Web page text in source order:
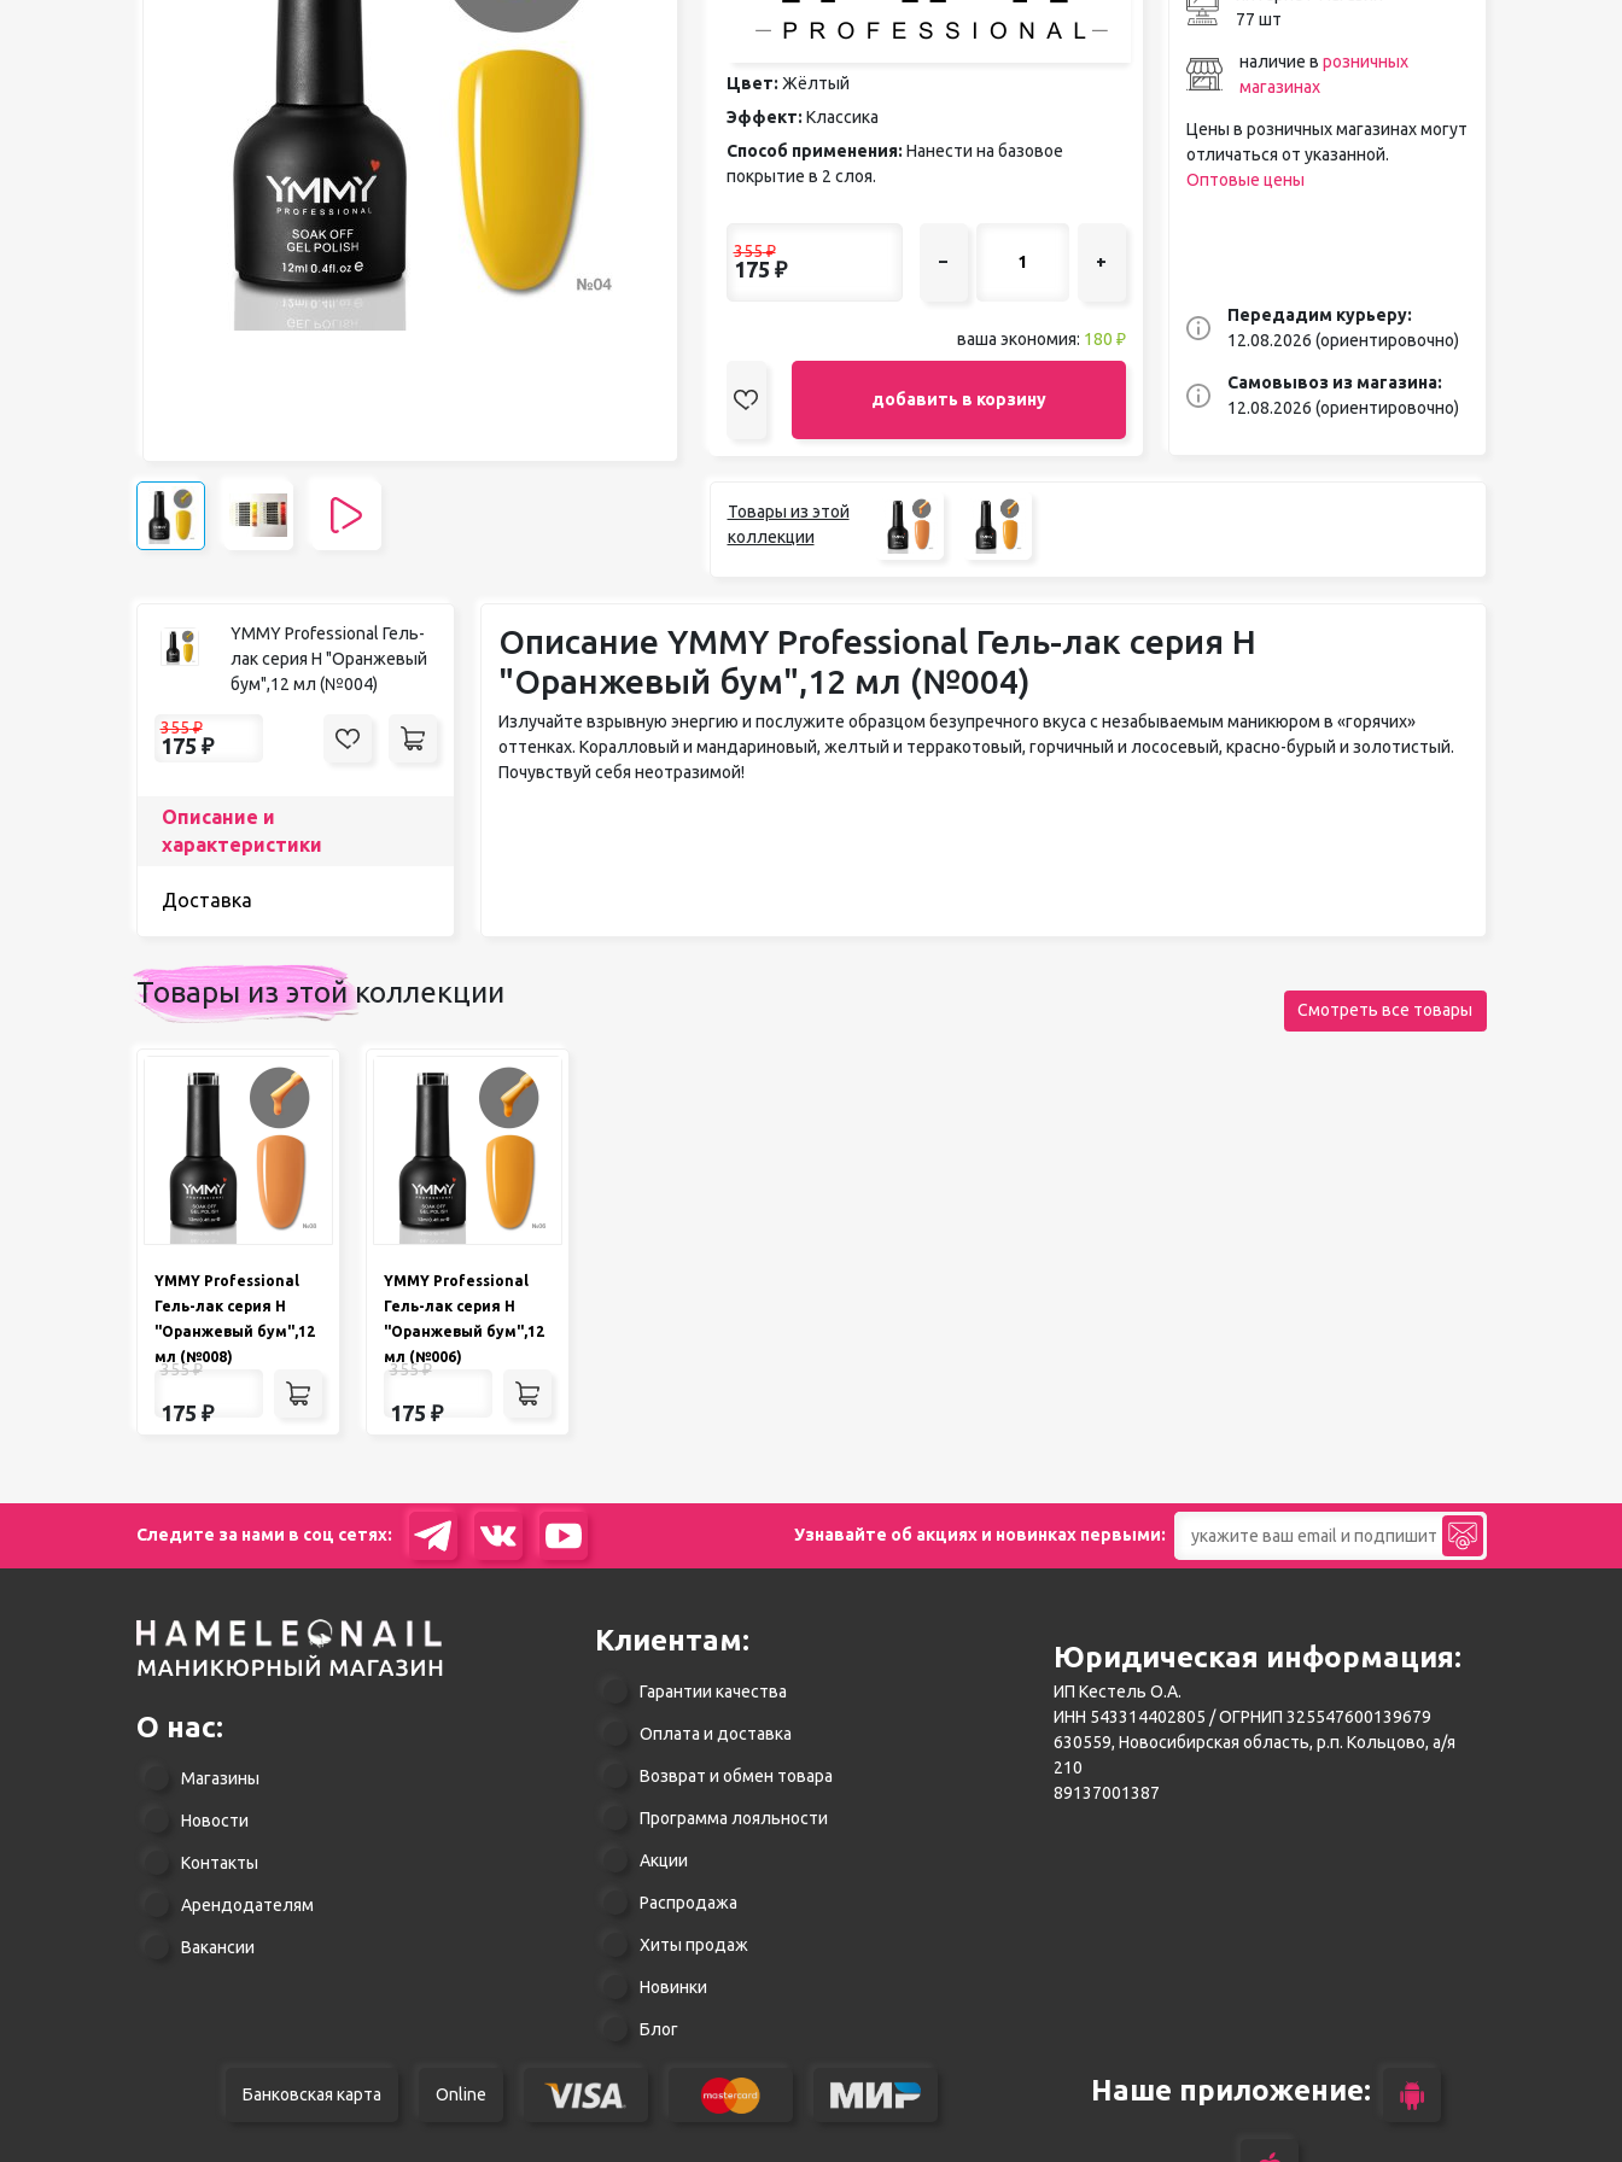
Лампы для сушки ногтей
Лечение и уход за кутикулой и
Пилки для ногтей
Средства для кислотного и
щелочного педикюра
Цвет: Жёлтый
Эффект: Классика
Способ применения: Нанести на базовое
покрытие в 2 слоя.
355₽
175 ₽ – +
ваша экономия: 180 ₽
добавить в корзину
77 шт
наличие в розничных
магазинах
Цены в розничных магазинах могут
отличаться от указанной.
Оптовые цены
Передадим курьеру:
12.08.2026 (ориентировочно)
Самовывоз из магазина:
12.08.2026 (ориентировочно)
Товары из этой
коллекции
YMMY Professional Гель-
лак серия H "Оранжевый
бум",12 мл (№004)
355₽
175 ₽
Описание и
характеристики
Доставка
Описание YMMY Professional Гель-лак серия H
"Оранжевый бум",12 мл (№004)
Излучайте взрывную энергию и послужите образцом безупречного вкуса с незабываемым маникюром в «горячих»
оттенках. Коралловый и мандариновый, желтый и терракотовый, горчичный и лососевый, красно-бурый и золотистый.
Почувствуй себя неотразимой!
Товары из этой коллекции
YMMY Professional
Гель-лак серия H
"Оранжевый бум",12
мл (№008)
355₽
175 ₽
YMMY Professional
Гель-лак серия H
"Оранжевый бум",12
мл (№006)
355₽
175 ₽
Смотреть все товары
Следите за нами в соц сетях: Узнавайте об акциях и новинках первыми:
О нас:
Магазины
Новости
Контакты
Арендодателям
Вакансии
Клиентам:
Гарантии качества
Оплата и доставка
Возврат и обмен товара
Программа лояльности
Акции
Распродажа
Хиты продаж
Новинки
Блог
Юридическая информация:
ИП Кестель О.А.
ИНН 543314402805 / ОГРНИП 325547600139679
630559, Новосибирская область, р.п. Кольцово, а/я
210
89137001387
Банковская карта Online Наше приложение: